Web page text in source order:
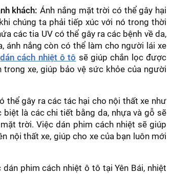
khách: Ánh nắng mặt trời có thể gây hại
chúng ta phải tiếp xúc với nó trong thời
các tia UV có thể gây ra các bệnh về da,
ánh nắng còn có thể làm cho người lái xe
dán cách nhiệt ô tô sẽ giúp chắn lọc được
trong xe, giúp bảo vệ sức khỏe của người
thể gây ra các tác hại cho nội thất xe như
là các chi tiết bằng da, nhựa và gỗ sẽ
trời. Việc dán phim cách nhiệt sẽ giúp
nội thất xe, giúp cho xe của bạn luôn mới
phim cách nhiệt ô tô tại Yên Bái, nhiệt